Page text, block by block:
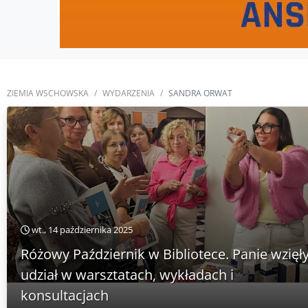
ZIEMIA WSCHOWSKA WYDARZENIA SANDRA ORWAT
wt., 14 października 2025
Różowy Październik w Bibliotece. Panie
udział w warsztatach, wykładach i
konsultacjach